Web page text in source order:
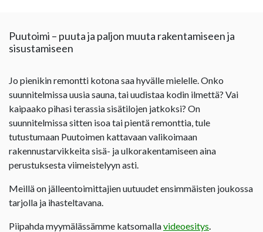
Puutoimi – puuta ja paljon muuta rakentamiseen ja
sisustamiseen
Jo pienikin remontti kotona saa hyvälle mielelle. Onko
suunnitelmissa uusia sauna, tai uudistaa kodin ilmettä? Vai
kaipaako pihasi terassia sisätilojen jatkoksi? On
suunnitelmissa sitten isoa tai pientä remonttia, tule
tutustumaan Puutoimen kattavaan valikoimaan
rakennustarvikkeita sisä- ja ulkorakentamiseen aina
perustuksesta viimeistelyyn asti.
Meillä on jälleentoimittajien uutuudet ensimmäisten joukossa
tarjolla ja ihasteltavana.
Piipahda myymälässämme katsomallavideoesitys.